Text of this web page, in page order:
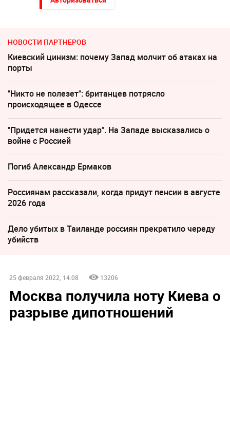
НОВОСТИ ПАРТНЕРОВ
Киевский цинизм: почему Запад молчит об атаках на
порты
"Никто не полезет": британцев потрясло
происходящее в Одессе
"Придется нанести удар". На Западе высказались о
войне с Россией
Погиб Александр Ермаков
Россиянам рассказали, когда придут пенсии в августе
2026 года
Дело убитых в Таиланде россиян прекратило череду
убийств
25 февраля 2022, 14:08 13206
Москва получила ноту Киева о
разрыве дипотношений